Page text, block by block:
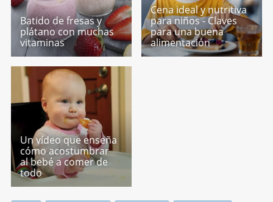
Batido de fresas y
plátano con muchas
vitaminas
Cena ideal y nutritiva
para niños - Claves
para una buena
alimentación
Un vídeo que enseña
cómo acostumbrar
al bebé a comer de
todo